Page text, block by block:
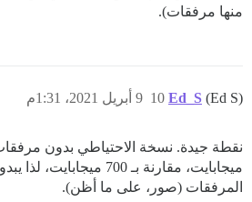
منها مرفقات).
Ed_S (Ed S) 9 أبريل 2021، 1:31م 10
ميجابايت، مقارنة بـ 700
المرفقات (صور، على ما أظن).